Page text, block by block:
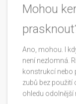
Mohou
Ano, mohou. I
není nezlomná.
konstrukcí nebo
zubů bez použití
ohledu odolnější